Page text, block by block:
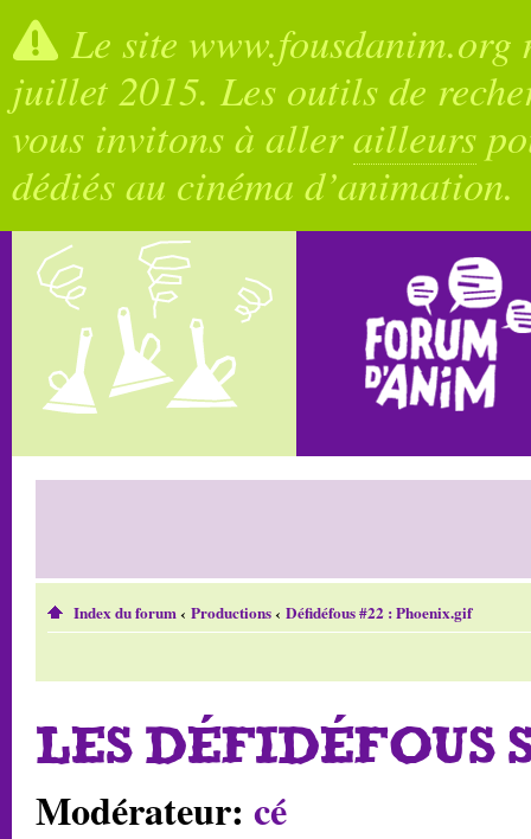
Le site
juillet 2015. Les outils de
vous invitons à allerailleurs
dédiés au cinéma d’animation.
Index du forum‹ Productions‹ Défidéfous #22 : Phoenix.gif
LES DÉFIDÉFOUS
Modérateur: cé